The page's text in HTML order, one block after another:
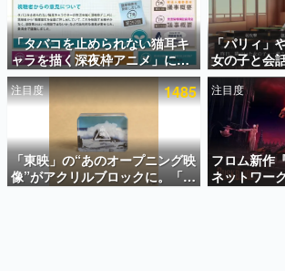
アプリセール情報
インタビュー
連載・特集一覧
殿堂入り記事
SNS拡散数が数千以上！ ページビュ
ど。多くの人々に読まれた、電ファ
事をまとめました。
「タバコを止められない猫耳キ
ャラを描く深夜枠アニメ」に視
聴者の一部から批判意見。違法
薬物の使用と思しき描写も含め
て、BPOが議論を交わす
「パリィ」
女の子と会
恋愛ゲーム
ルライク』
敗すると「
注目度 1485
「東映」の“あのオープニング映
像”がアクリルブロックに。「東
映ヒストリカル グッズコレクシ
注目度
フロム新作
ネットワー
が8月7日22